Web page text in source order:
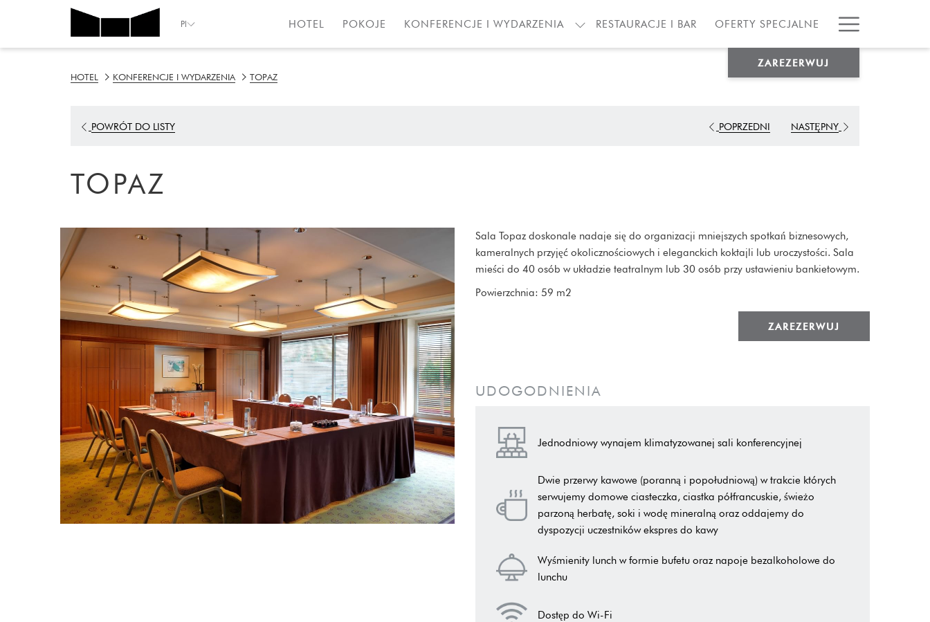
Pl HOTEL POKOJE KONFERENCJE I WYDARZENIA RESTAURACJE I BAR OFERTY SPECJALNE
Menu
ZAREZERWUJ
HOTEL
KONFERENCJE I WYDARZENIA TOPAZ
POWRÓT DO LISTY POPRZEDNI NASTĘPNY
TOPAZ
Sala Topaz doskonale nadaje się do organizacji mniejszych spotkań biznesowych,
kameralnych przyjęć okolicznościowych i eleganckich koktajli lub uroczystości. Sala
mieści do 40 osób w układzie teatralnym lub 30 osób przy ustawieniu bankietowym.
Powierzchnia: 59 m2
ZAREZERWUJ
UDOGODNIENIA
Jednodniowy wynajem klimatyzowanej sali konferencyjnej
Dwie przerwy kawowe (poranną i popołudniową) w trakcie których
serwujemy domowe ciasteczka, ciastka półfrancuskie, świeżo
parzoną herbatę, soki i wodę mineralną oraz oddajemy do
dyspozycji uczestników ekspres do kawy
Wyśmienity lunch w formie bufetu oraz napoje bezalkoholowe do
lunchu
Dostęp do Wi-Fi